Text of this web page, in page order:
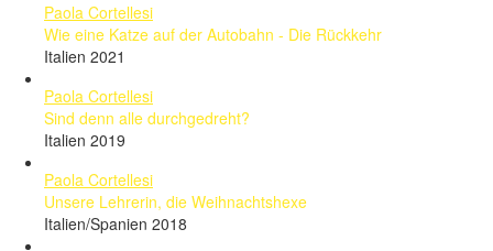
Paola Cortellesi
Wie eine Katze auf der Autobahn - Die Rückkehr
Italien 2021
Paola Cortellesi
Sind denn alle durchgedreht?
Italien 2019
Paola Cortellesi
Unsere Lehrerin, die Weihnachtshexe
Italien/Spanien 2018